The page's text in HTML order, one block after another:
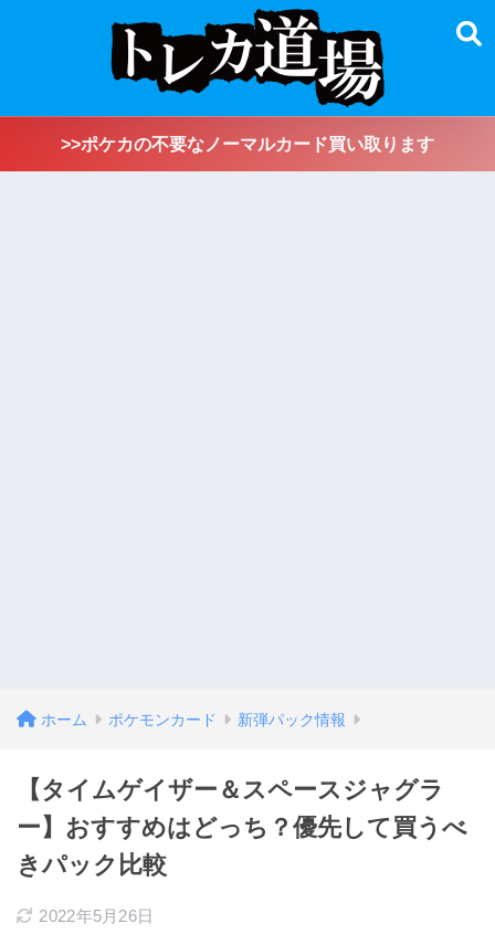
>>ポケカの不要なノーマルカード買い取ります
ホーム ポケモンカード 新弾パック情報
【タイムゲイザー＆スペースジャグラ
ー】おすすめはどっち？優先して買うべ
きパック比較
2022年5月26日